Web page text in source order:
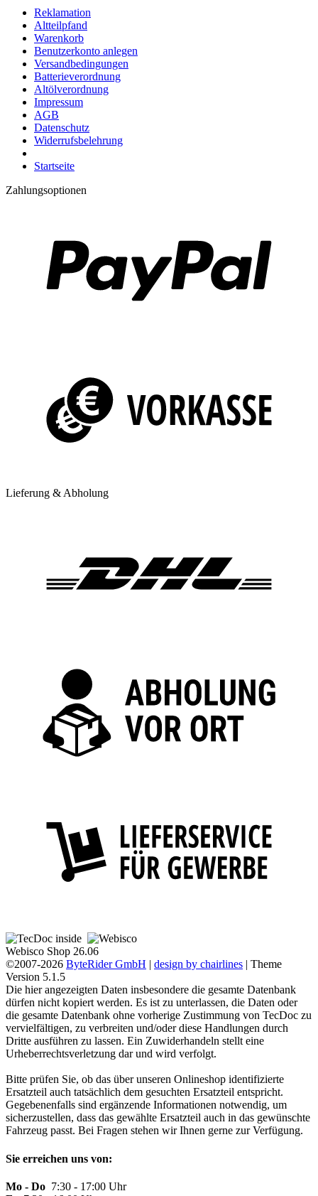
Reklamation
Altteilpfand
Warenkorb
Benutzerkonto anlegen
Versandbedingungen
Batterieverordnung
Altölverordnung
Impressum
AGB
Datenschutz
Widerrufsbelehrung
Startseite
Zahlungsoptionen
Lieferung & Abholung
Webisco Shop 26.06
©2007-2026 ByteRider GmbH | design by chairlines | Theme
Version 5.1.5
Die hier angezeigten Daten insbesondere die gesamte Datenbank
dürfen nicht kopiert werden. Es ist zu unterlassen, die Daten oder
die gesamte Datenbank ohne vorherige Zustimmung von TecDoc zu
vervielfältigen, zu verbreiten und/oder diese Handlungen durch
Dritte ausführen zu lassen. Ein Zuwiderhandeln stellt eine
Urheberrechtsverletzung dar und wird verfolgt.
Bitte prüfen Sie, ob das über unseren Onlineshop identifizierte
Ersatzteil auch tatsächlich dem gesuchten Ersatzteil entspricht.
Gegebenenfalls sind ergänzende Informationen notwendig, um
sicherzustellen, dass das gewählte Ersatzteil auch in das gewünschte
Fahrzeug passt. Bei Fragen stehen wir Ihnen gerne zur Verfügung.
Sie erreichen uns von:
Mo - Do 7:30 - 17:00 Uhr